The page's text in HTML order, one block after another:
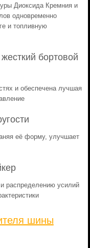
Диоксида Кремния и
одновременно
и топливную
бортовой
и обеспечена лучшая
её форму, улучшает
распределению усилий
шины